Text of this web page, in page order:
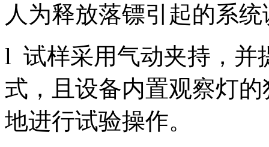
人为释放落镖引起的系
l 试样采用气动夹持，并
式，且设备内置观察灯
地进行试验操作。